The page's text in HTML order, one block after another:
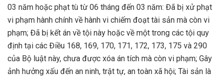
03 năm hoặc phạt tù từ 06 tháng đến 03 năm: Đã bị xử phạt
vi phạm hành chính về hành vi chiếm đoạt tài sản mà còn vi
phạm; Đã bị kết án về tội này hoặc về một trong các tội quy
định tại các Điều 168, 169, 170, 171, 172, 173, 175 và 290
của Bộ luật này, chưa được xóa án tích mà còn vi phạm; Gây
ảnh hưởng xấu đến an ninh, trật tự, an toàn xã hội; Tài sản là